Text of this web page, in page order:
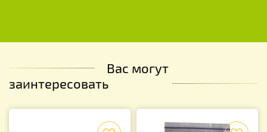
Вас могут
заинтересовать